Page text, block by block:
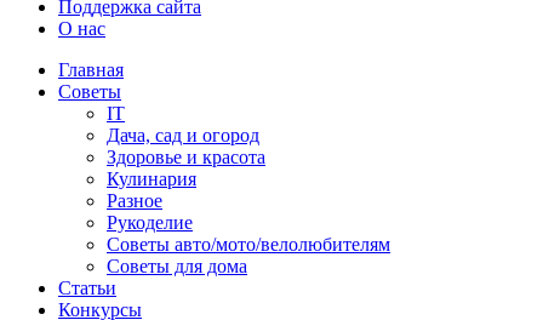
Поддержка сайта
О нас
Главная
Советы
IT
Дача, сад и огород
Здоровье и красота
Кулинария
Разное
Рукоделие
Советы авто/мото/велолюбителям
Советы для дома
Статьи
Конкурсы